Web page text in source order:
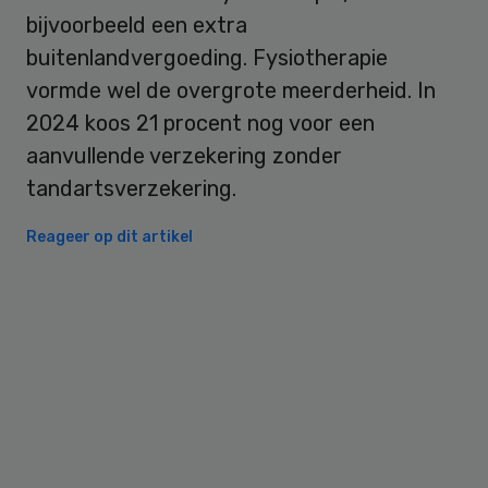
bijvoorbeeld een extra
buitenlandvergoeding. Fysiotherapie
vormde wel de overgrote meerderheid. In
2024 koos 21 procent nog voor een
aanvullende verzekering zonder
tandartsverzekering.
Reageer op dit artikel